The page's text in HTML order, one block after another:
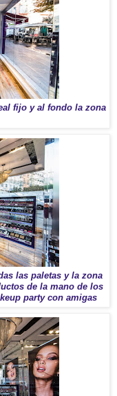
fijo y al fondo la zona
las paletas y la zona
de la mano de los
party con amigas